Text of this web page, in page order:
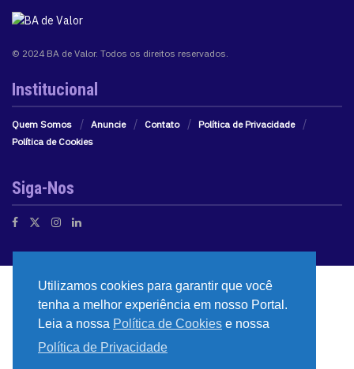
© 2024 BA de Valor. Todos os direitos reservados.
Institucional
Quem Somos Anuncie Contato
Política de Privacidade
Política de Cookies
Siga-Nos
Utilizamos cookies para garantir que você
tenha a melhor experiência em nosso Portal.
Leia a nossa Política de Cookies e nossa
Política de Privacidade